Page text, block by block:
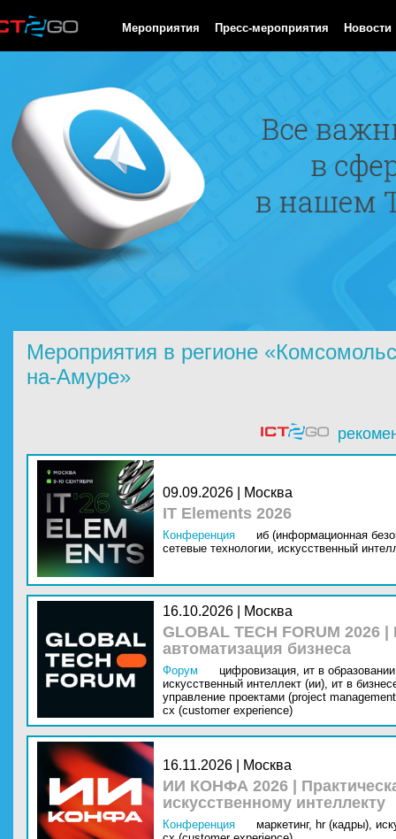
Мероприятия Пресс-мероприятия Новости
Мероприятия в регионе
на-Амуре»
09.09.2026 | Москва
IT Elements 2026
Конференция
иб (информационная
сетевые технологии, искусственный
16.10.2026 | Москва
GLOBAL TECH FORUM
автоматизация бизнеса
Форум цифровизация, ит в
искусственный интеллект (ии), ит в
управление проектами (project
cx (customer experience)
16.11.2026 | Москва
ИИ КОНФА 2026 |
искусственному интеллекту
Конференция маркетинг, hr (кадры),